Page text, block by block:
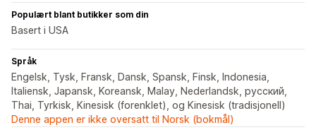
Populært blant butikker som din
Basert i USA
Språk
Engelsk, Tysk, Fransk, Dansk, Spansk, Finsk, Indonesia,
Italiensk, Japansk, Koreansk, Malay, Nederlandsk, русский,
Thai, Tyrkisk, Kinesisk (forenklet), og Kinesisk (tradisjonell)
Denne appen er ikke oversatt til Norsk (bokmål)